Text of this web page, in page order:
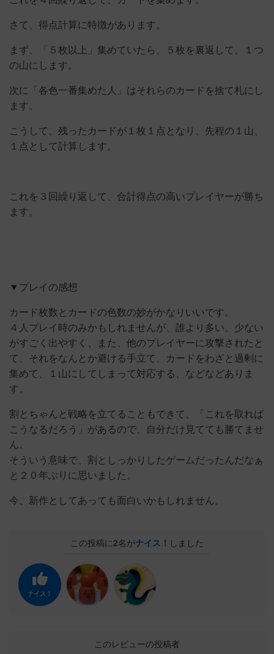
さて、得点計算に特徴があります。
まず、「５枚以上」集めていたら、５枚を裏返して、１つ
の山にします。
次に「各色一番集めた人」はそれらのカードを捨て札にし
ます。
こうして、残ったカードが１枚１点となり、先程の１山、
１点として計算します。
これを３回繰り返して、合計得点の高いプレイヤーが勝ち
ます。
▼プレイの感想
カード枚数とカードの色数の妙がかなりいいです。
４人プレイ時のみかもしれませんが、誰より多い、少ない
がすごく出やすく、また、他のプレイヤーに攻撃されたと
て、それをなんとか避ける手立て、カードをわざと過剰に
集めて、１山にしてしまって対応する、などなどありま
す。
割とちゃんと戦略を立てることもできて、「これを取れば
こうなるだろう」があるので、自分だけ見てても勝てませ
ん。
そういう意味で、割としっかりしたゲームだったんだなぁ
と２０年ぶりに思いました。
今、新作としてあっても面白いかもしれません。
この投稿に2名がナイス！ しました
ナイス！
このレビューの投稿者